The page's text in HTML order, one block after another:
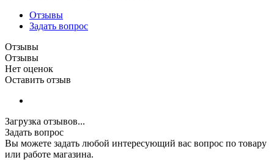
Отзывы
Задать вопрос
Отзывы
Отзывы
Нет оценок
Оставить отзыв
Загрузка отзывов...
Задать вопрос
Вы можете задать любой интересующий вас вопрос по товару
или работе магазина.